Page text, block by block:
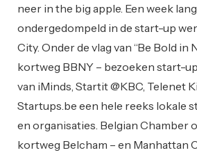
neer in the big apple. Een week
ondergedompeld in de start-up
City. Onder de vlag van “Be Bold in
kortweg BBNY – bezoeken start-
van iMinds, Startit @KBC, Telenet
Startups.be een hele reeks lokale
en organisaties. Belgian Chamber
kortweg Belcham – en Manhattan